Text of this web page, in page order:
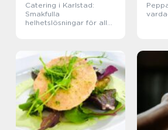
Catering i Karlstad:
Smakfulla
helhetslösningar för alla